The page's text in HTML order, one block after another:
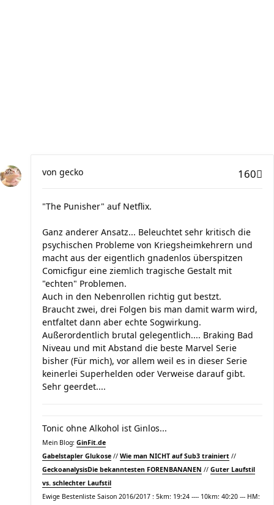
160
von gecko
"The Punisher" auf Netflix.
Ganz anderer Ansatz... Beleuchtet sehr kritisch die
psychischen Probleme von Kriegsheimkehrern und
macht aus der eigentlich gnadenlos überspitzen
Comicfigur eine ziemlich tragische Gestalt mit
"echten" Problemen.
Auch in den Nebenrollen richtig gut bestzt.
Braucht zwei, drei Folgen bis man damit warm wird,
entfaltet dann aber echte Sogwirkung.
Außerordentlich brutal gelegentlich.... Braking Bad
Niveau und mit Abstand die beste Marvel Serie
bisher (Für mich), vor allem weil es in dieser Serie
keinerlei Superhelden oder Verweise darauf gibt.
Sehr geerdet....
Tonic ohne Alkohol ist Ginlos...
Mein Blog: GinFit.de
Gabelstapler Glukose // Wie man NICHT auf Sub3 trainiert //
GeckoanalysisDie bekanntesten FORENBANANEN // Guter Laufstil
vs. schlechter Laufstil
Ewige Bestenliste Saison 2016/2017 : 5km: 19:24 ---- 10km: 40:20 --- HM: